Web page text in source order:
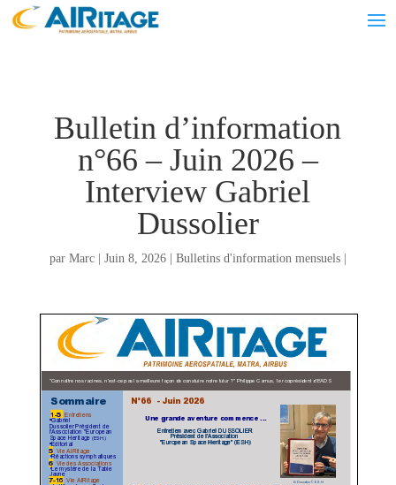
Bulletin d’information
n°66 – Juin 2026 –
Interview Gabriel
Dussolier
par Marc| Juin 8, 2026| Bulletins d'information mensuels|